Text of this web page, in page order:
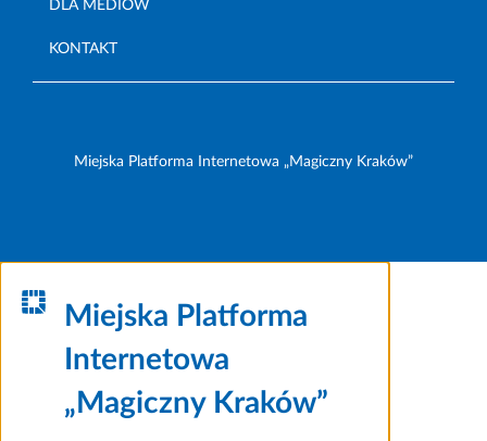
DLA MEDIÓW
KONTAKT
Miejska Platforma Internetowa „Magiczny Kraków”
Miejska Platforma
Internetowa
„Magiczny Kraków”